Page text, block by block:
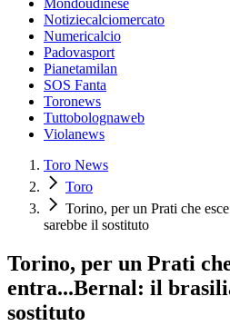
Mondoudinese
Notiziecalciomercato
Numericalcio
Padovasport
Pianetamilan
SOS Fanta
Toronews
Tuttobolognaweb
Violanews
Toro News
Toro
Torino, per un Prati che
sarebbe il sostituto
Torino, per un Prati
entra...Bernal: il
sostituto